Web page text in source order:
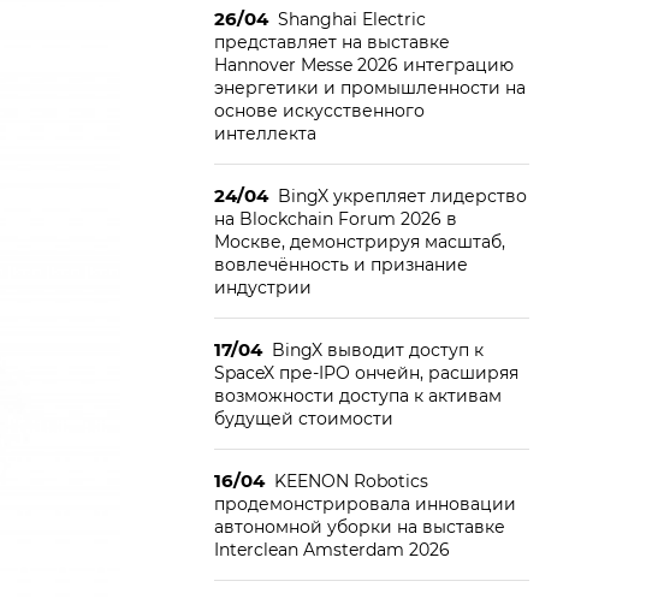
26/04 Shanghai Electric
представляет на выставке
Hannover Messe 2026 интеграцию
энергетики и промышленности на
основе искусственного
интеллекта
24/04 BingX укрепляет лидерство
на Blockchain Forum 2026 в
Москве, демонстрируя масштаб,
вовлечённость и признание
индустрии
17/04 BingX выводит доступ к
SpaceX пре-IPO ончейн, расширяя
возможности доступа к активам
будущей стоимости
16/04 KEENON Robotics
продемонстрировала инновации
автономной уборки на выставке
Interclean Amsterdam 2026